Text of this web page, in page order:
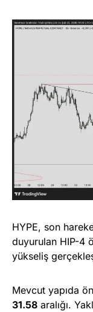
HYPE, son
duyurulan HIP-4
yükseliş
Mevcut yapıda
31.58 aralığı.